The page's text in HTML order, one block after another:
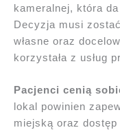
kameralnej, która
Decyzja musi
własne oraz
korzystała z usług
Pacjenci cenią
lokal powinien
miejską oraz